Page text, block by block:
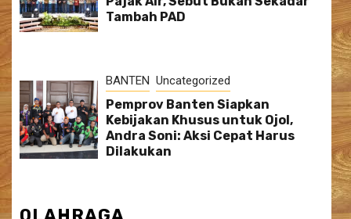
Tambah PAD
BANTEN Uncategorized
Pemprov Banten Siapkan
Kebijakan Khusus untuk Ojol,
Andra Soni: Aksi Cepat Harus
Dilakukan